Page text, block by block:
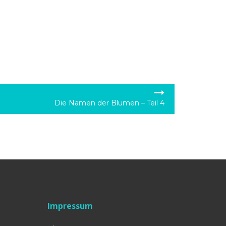
Die Namen der Blumen – Teil 4
Impressum